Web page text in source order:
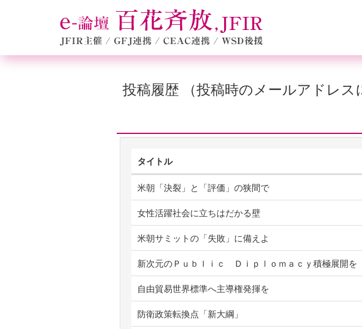
投稿履歴 （投稿時のメールアドレス
タイトル
米朝「決裂」と「評価」の狭間で
女性活躍社会に立ちはだかる壁
米朝サミットの「失敗」に備えよ
新次元のＰｕｂｌｉｃ Ｄｉｐｌｏｍａｃｙ積極展開を
自由貿易世界標準へ主導権発揮を
防衛政策転換点「新大綱」